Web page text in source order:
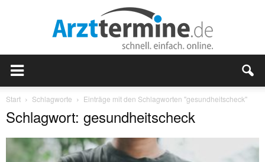
Start Schlagworte Einträge mit den Schlagworten "gesundheitscheck"
Schlagwort: gesundheitscheck